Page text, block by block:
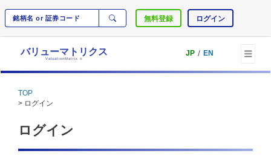
無料登録 ログイン
バリューマトリクス
ValuationMatrix ®
JP / EN
TOP
> ログイン
ログイン